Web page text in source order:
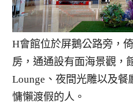
H會館位於屏鵝公路旁，
房，通通設有面海景觀，
Lounge、夜間光雕以及
慵懶渡假的人。